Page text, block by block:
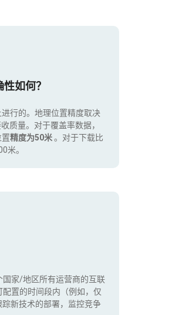
如何？
行的。地理位置精度取决
质量。对于覆盖率数据，
精度为50米。对于下载比
米。
国家/地区所有运营商的互联
置的时间段内（例如，仅
新技术的部署，监控竞争